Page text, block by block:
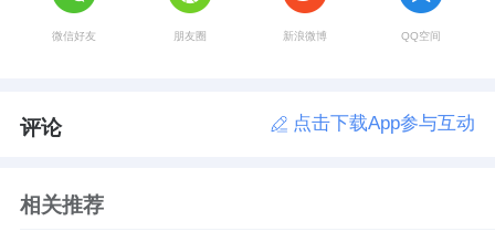
微信好友 朋友圈 新浪微博 QQ空间
评论 点击下载App参与互动
相关推荐